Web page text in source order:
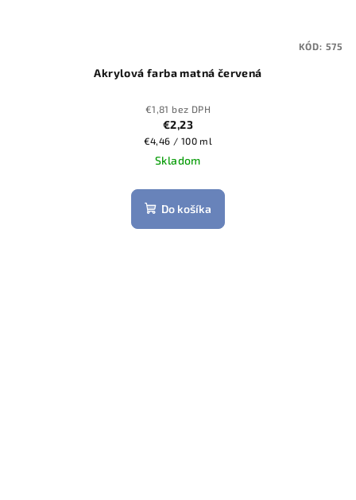
Akrylová farba matná červená
€1,81 bez DPH
€2,23
Jednotková
cena:
€4,46 / 100 ml
Skladom
Do košíka
KÓD: 575